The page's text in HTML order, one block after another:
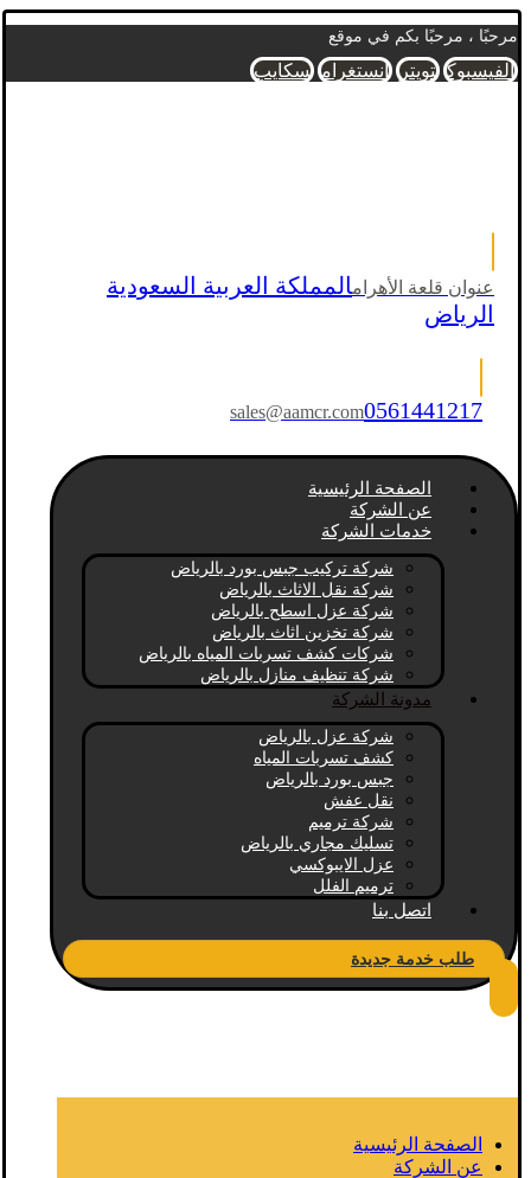
مرحبًا ، مرحبًا بكم في موقع
الفيسبوك تويتر انستغرام سكايب
عنوان قلعة الأهرامالمملكة العربية السعودية
الرياض
sales@aamcr.com0561441217
الصفحة الرئيسية
عن الشركة
خدمات الشركة
شركة تركيب جبس بورد بالرياض
شركة نقل الاثاث بالرياض
شركة عزل اسطح بالرياض
شركة تخزين اثاث بالرياض
شركات كشف تسربات المياه بالرياض
شركة تنظيف منازل بالرياض
مدونة الشركة
شركة عزل بالرياض
كشف تسربات المياه
جبس بورد بالرياض
نقل عفش
شركة ترميم
تسليك مجاري بالرياض
عزل الايبوكسي
ترميم الفلل
اتصل بنا
طلب خدمة جديدة
الصفحة الرئيسية
عن الشركة